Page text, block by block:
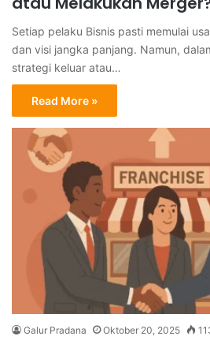
Setiap pelaku Bisnis pasti memulai
dan visi jangka panjang. Namun,
strategi keluar atau…
Read More »
Galur Pradana Oktober 20, 2025